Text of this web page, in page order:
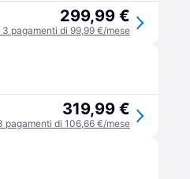
299,99 €
3 pagamenti di 99,99 €/mese
319,99 €
pagamenti di 106,66 €/mese